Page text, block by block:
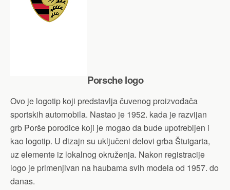
Porsche logo
Ovo je logotip koji predstavlja čuvenog proizvođača
sportskih automobila. Nastao je 1952. kada je razvijan
grb Porše porodice koji je mogao da bude upotrebljen i
kao logotip. U dizajn su uključeni delovi grba Štutgarta,
uz elemente iz lokalnog okruženja. Nakon registracije
logo je primenjivan na haubama svih modela od 1957. do
danas.